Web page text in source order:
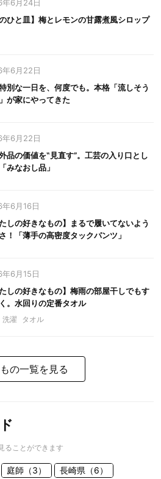
6月24日
のひと皿】梅とレモンの甘露煮風シロップ
6月22日
別な一日を、何度でも。本格「流しそう
が家にやってきた
6月22日
品の価値を‟見直す”。工芸の入り口とし
みなおし品」
6月16日
たしの好きなもの】まるで履いてないよう
！「薄手の高密度タックパンツ」
6月15日
たしの好きなもの】梅雨の部屋干しでもす
。水回りの定番タオル
洗濯 タオル
の一覧を見る
ることができます
庭師（3）
長崎県（6）